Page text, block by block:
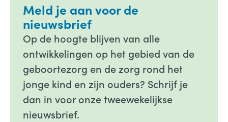
Meld je aan voor de
nieuwsbrief
Op de hoogte blijven van alle
ontwikkelingen op het gebied van de
geboortezorg en de zorg rond het
jonge kind en zijn ouders? Schrijf je
dan in voor onze tweewekelijkse
nieuwsbrief.